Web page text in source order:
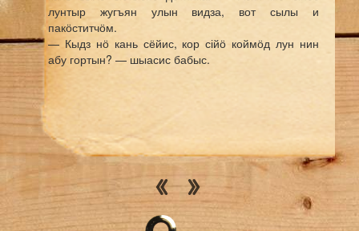
лунтыр жугъян улын видза, вот сылы и
пакӧститчӧм.
— Кыдз нӧ кань сёйис, кор сійӧ коймӧд лун нин
абу гортын? — шыасис бабыс.
пирожнӧйтӧ.
— Понлы тӧрас, — дзормыштӧм юрсӧ копыртліс
бабыс.
— Гашкӧ, другъясыдлы сетін? — сьӧд синъяссӧ
чӧвтліс вокыс вылӧ Валя.
Андрей пырысь-пыр жӧ варовмис да лои
збойджык.
— Бабушка узигкості Мишка воліс. Тӧдӧмысь, сійӧ